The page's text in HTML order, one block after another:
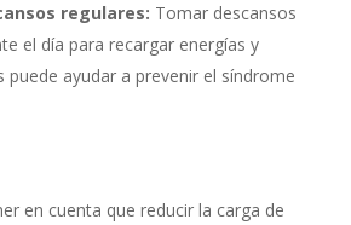
regulares: Tomar descansos
el día para recargar energías y
puede ayudar a prevenir el síndrome
en cuenta que reducir la carga de